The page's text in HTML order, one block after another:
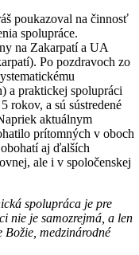
poukazoval na činnosť
spolupráce.
na Zakarpatí a UA
Po pozdravoch zo
a praktickej spolupráci
rokov, a sú sústredené
aktuálnym
prítomných v oboch
aj ďalších
ale i v spoločenskej
spolupráca je pre
nie je samozrejmá, a len
Božie, medzinárodné